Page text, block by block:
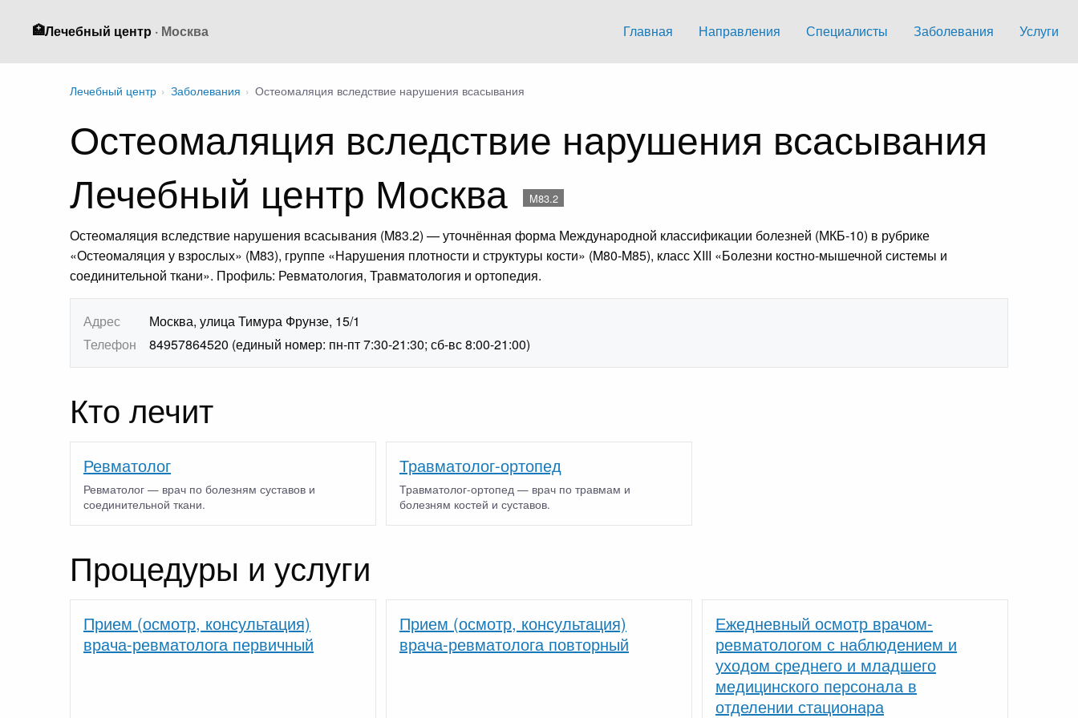
🏥Лечебный центр · Москва Главная Направления Специалисты Заболевания Услуги
Лечебный центр › Заболевания › Остеомаляция вследствие нарушения всасывания
Остеомаляция вследствие нарушения всасывания
Лечебный центр Москва
M83.2
Остеомаляция вследствие нарушения всасывания (M83.2) — уточнённая форма Международной классификации болезней (МКБ-10) в рубрике
«Остеомаляция у взрослых» (M83), группе «Нарушения плотности и структуры кости» (M80-M85), класс XIII «Болезни костно-мышечной системы и
соединительной ткани». Профиль: Ревматология, Травматология и ортопедия.
Адрес
Москва, улица Тимура Фрунзе, 15/1
Телефон
84957864520 (единый номер: пн-пт 7:30-21:30; сб-вс 8:00-21:00)
Кто лечит
Ревматолог
Ревматолог — врач по болезням суставов и
соединительной ткани.
Травматолог-ортопед
Травматолог-ортопед — врач по травмам и
болезням костей и суставов.
Процедуры и услуги
Прием (осмотр, консультация)
врача-ревматолога первичный
Прием (осмотр, консультация)
врача-ревматолога повторный
Ежедневный осмотр врачом-
ревматологом с наблюдением и
уходом среднего и младшего
медицинского персонала в
отделении стационара